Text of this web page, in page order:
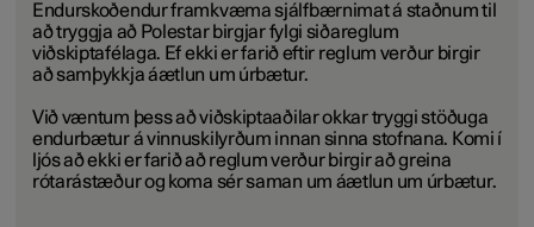
Endurskoðendur framkvæma sjálfbærnimat á staðnum til
að tryggja að Polestar birgjar fylgi siðareglum
viðskiptafélaga. Ef ekki er farið eftir reglum verður birgir
að samþykkja áætlun um úrbætur.
Við væntum þess að viðskiptaaðilar okkar tryggi stöðuga
endurbætur á vinnuskilyrðum innan sinna stofnana. Komi í
ljós að ekki er farið að reglum verður birgir að greina
rótarástæður og koma sér saman um áætlun um úrbætur.